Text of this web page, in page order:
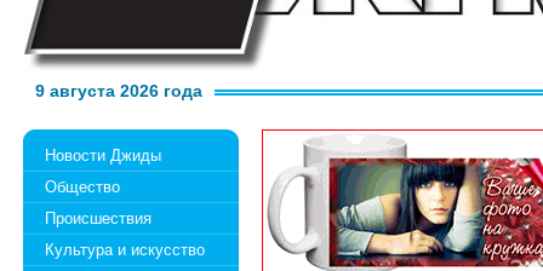
9 августа 2026 года
Новости Джиды
Общество
Происшествия
Культура и искусство